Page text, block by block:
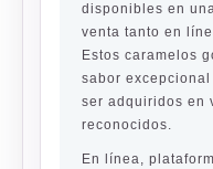
disponibles en
venta tanto en
Estos caramelos
sabor
ser adquiridos en
reconocidos.
En línea,